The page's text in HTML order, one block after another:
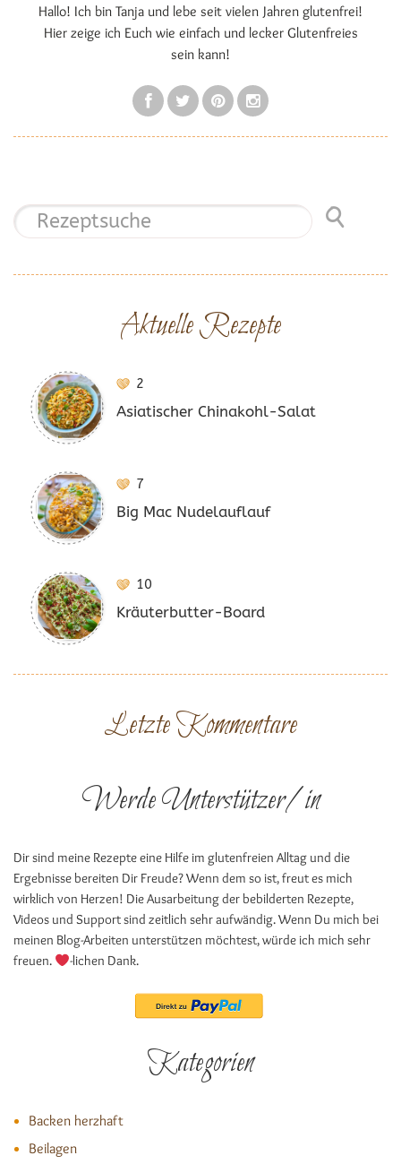
Hallo! Ich bin Tanja und lebe seit vielen Jahren glutenfrei!
Hier zeige ich Euch wie einfach und lecker Glutenfreies
sein kann!
Aktuelle Rezepte
2
Asiatischer Chinakohl-Salat
7
Big Mac Nudelauflauf
10
Kräuterbutter-Board
Letzte Kommentare
Werde Unterstützer/in
Dir sind meine Rezepte eine Hilfe im glutenfreien Alltag und die
Ergebnisse bereiten Dir Freude? Wenn dem so ist, freut es mich
wirklich von Herzen! Die Ausarbeitung der bebilderten Rezepte,
Videos und Support sind zeitlich sehr aufwändig. Wenn Du mich bei
meinen Blog-Arbeiten unterstützen möchtest, würde ich mich sehr
freuen.
-lichen Dank.
Kategorien
Backen herzhaft
Beilagen